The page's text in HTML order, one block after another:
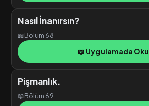
Nasıl İnanırsın?
📖Bölüm 68
📖 Uygulamada Oku
Pişmanlık.
📖Bölüm 69